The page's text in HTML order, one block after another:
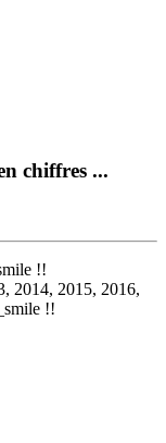
chiffres ...
!!
2014, 2015, 2016,
!!